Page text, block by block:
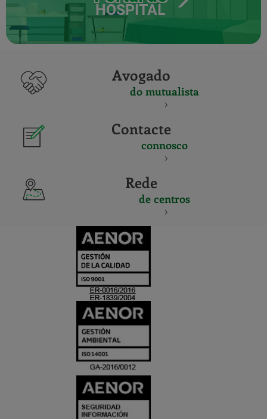
HOSPITAL
Avogado
do mutualista
Contacte
connosco
Rede
de centros